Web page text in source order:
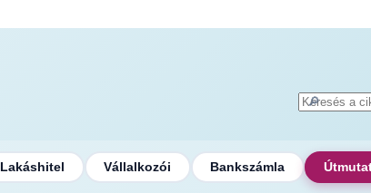
🔎
Lakáshitel Vállalkozói Bankszámla